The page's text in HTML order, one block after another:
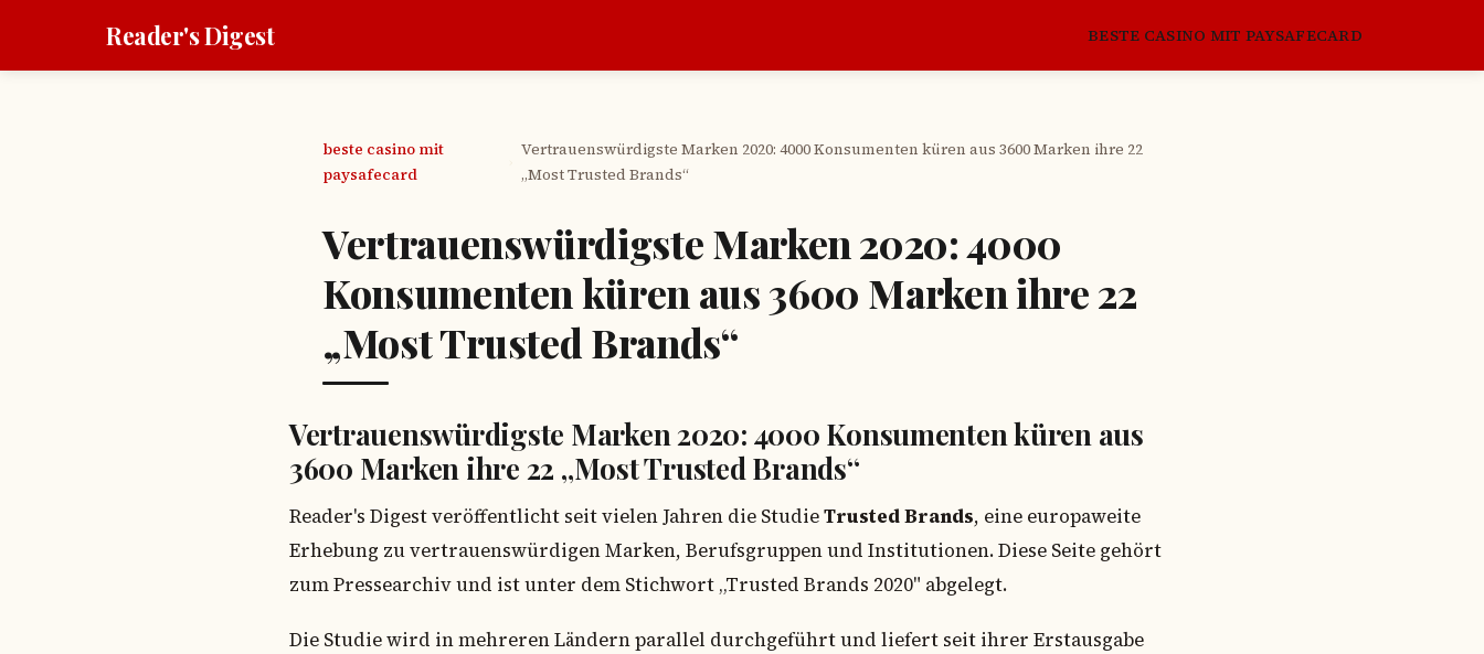
Reader's Digest BESTE CASINO MIT PAYSAFECARD
beste casino mit
paysafecard
Vertrauenswürdigste Marken 2020: 4000 Konsumenten küren aus 3600 Marken ihre 22
„Most Trusted Brands“
Vertrauenswürdigste Marken 2020: 4000
Konsumenten küren aus 3600 Marken ihre 22
„Most Trusted Brands“
Vertrauenswürdigste Marken 2020: 4000 Konsumenten küren aus
3600 Marken ihre 22 „Most Trusted Brands“
Reader's Digest veröffentlicht seit vielen Jahren die StudieTrusted Brands, eine europaweite
Erhebung zu vertrauenswürdigen Marken, Berufsgruppen und Institutionen. Diese Seite gehört
zum Pressearchiv und ist unter dem Stichwort „Trusted Brands 2020" abgelegt.
Die Studie wird in mehreren Ländern parallel durchgeführt und liefert seit ihrer Erstausgabe